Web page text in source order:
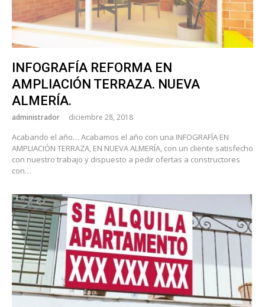
INFOGRAFÍA REFORMA EN
AMPLIACIÓN TERRAZA. NUEVA
ALMERÍA.
administrador diciembre 28, 2018
Acabando el año… Acabamos el año con una INFOGRAFÍA EN
AMPLIACIÓN TERRAZA, EN NUEVA ALMERÍA, con un cliente satisfecho
con nuestro trabajo y dispuesto a pedir ofertas a constructores
con…